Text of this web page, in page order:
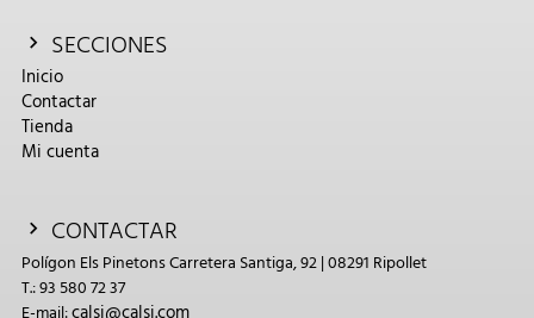
SECCIONES
Inicio
Contactar
Tienda
Mi cuenta
CONTACTAR
Polígon Els Pinetons Carretera Santiga, 92 | 08291 Ripollet
T.: 93 580 72 37